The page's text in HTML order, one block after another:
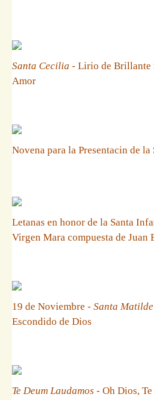
Santa Cecilia - Lirio de Brillante
Amor
Novena para la Presentacin de
Letanas en honor de la Santa
Virgen Mara compuesta de Juan
19 de Noviembre - Santa
Escondido de Dios
Te Deum Laudamos - Oh Dios,